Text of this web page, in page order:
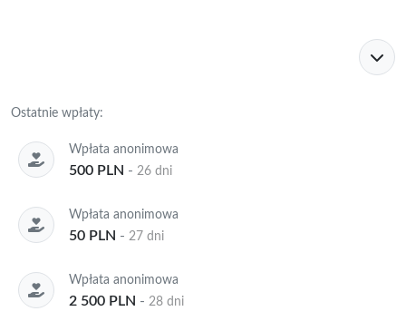
Ostatnie wpłaty:
Wpłata anonimowa
500 PLN - 26 dni
Wpłata anonimowa
50 PLN - 27 dni
Wpłata anonimowa
2 500 PLN - 28 dni